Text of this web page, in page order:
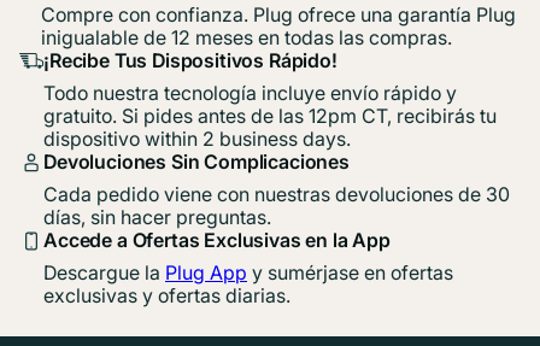
Compre con confianza. Plug ofrece una garantía Plug
inigualable de 12 meses en todas las compras.
¡Recibe Tus Dispositivos Rápido!
Todo nuestra tecnología incluye envío rápido y
gratuito. Si pides antes de las 12pm CT, recibirás tu
dispositivo within 2 business days.
Devoluciones Sin Complicaciones
Cada pedido viene con nuestras devoluciones de 30
días, sin hacer preguntas.
Accede a Ofertas Exclusivas en la App
Descargue la Plug App y sumérjase en ofertas
exclusivas y ofertas diarias.